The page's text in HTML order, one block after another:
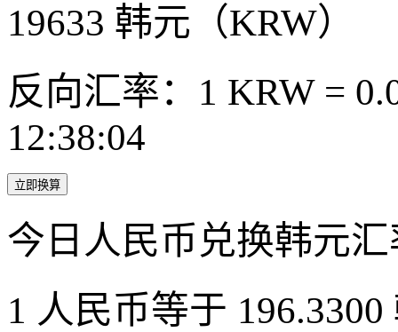
19633 韩元（KRW）
反向汇率：1 KRW =
12:38:04
立即换算
今日人民币兑换韩元
1 人民币等于